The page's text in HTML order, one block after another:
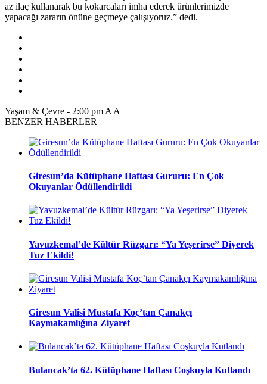
az ilaç kullanarak bu kokarcaları imha ederek ürünlerimizde
yapacağı zararın önüne geçmeye çalışıyoruz.” dedi.
Yaşam & Çevre - 2:00 pm A A
BENZER HABERLER
Giresun’da Kütüphane Haftası Gururu: En Çok
Okuyanlar Ödüllendirildi
Yavuzkemal’de Kültür Rüzgarı: “Ya Yeşerirse” Diyerek
Tuz Ekildi!
Giresun Valisi Mustafa Koç’tan Çanakçı
Kaymakamlığına Ziyaret
Bulancak’ta 62. Kütüphane Haftası Coşkuyla Kutlandı